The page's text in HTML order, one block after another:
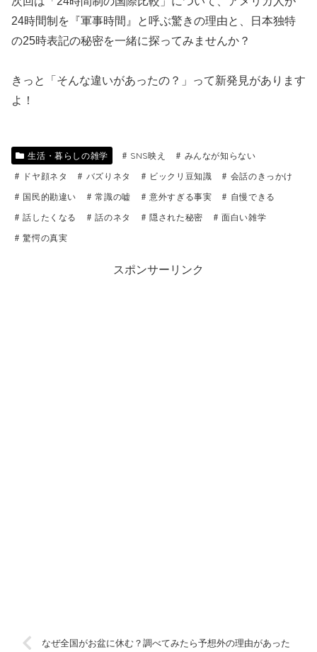
24時間制を『軍事時間』と呼ぶ驚きの理由と、日本独特
の25時表記の秘密を一緒に探ってみませんか？
きっと「そんな違いがあったの？」って新発見があります
よ！
生活・暮らしの雑学 SNS映え
みんなが知らない
ドヤ顔ネタ
バズりネタ ビックリ豆知識
会話のきっかけ
国民的勘違い
常識の嘘 意外すぎる事実
自慢できる
話したくなる
話のネタ 隠された秘密
面白い雑学
驚愕の真実
スポンサーリンク
なぜ全国がお盆に休む？調べてみたら予想外の理由があった